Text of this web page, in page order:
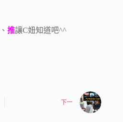
、 推讓C妞知道吧^^
下一